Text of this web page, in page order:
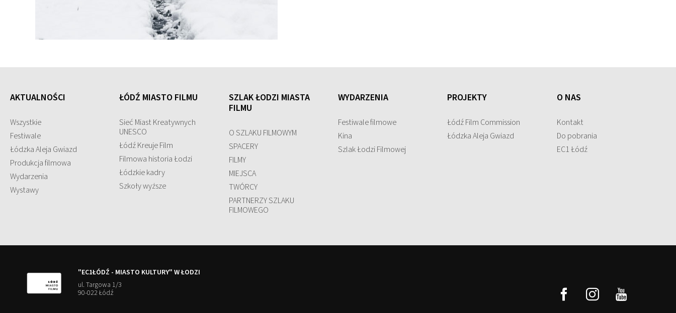
AKTUALNOŚCI
Wszystkie
Festiwale
Łódzka Aleja Gwiazd
Produkcja filmowa
Wydarzenia
Wystawy
ŁÓDŹ MIASTO FILMU
Sieć Miast Kreatywnych
UNESCO
Łódź Kreuje Film
Filmowa historia Łodzi
Łódzkie kadry
Szkoły wyższe
SZLAK ŁODZI MIASTA
FILMU
O SZLAKU FILMOWYM
SPACERY
FILMY
MIEJSCA
TWÓRCY
PARTNERZY SZLAKU
FILMOWEGO
WYDARZENIA
Festiwale filmowe
Kina
Szlak Łodzi Filmowej
PROJEKTY
Łódź Film Commission
Łódzka Aleja Gwiazd
O NAS
Kontakt
Do pobrania
EC1 Łódź
"EC1ŁÓDŹ - MIASTO KULTURY" W ŁODZI
ul. Targowa 1/3
90-022 Łódź